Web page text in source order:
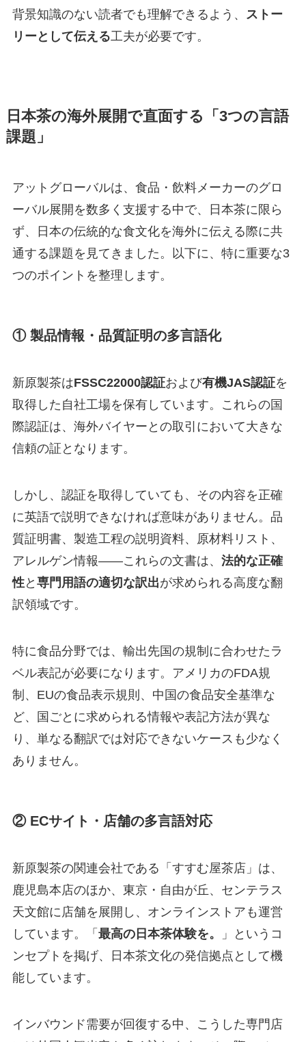
背景知識のない読者でも理解できるよう、
ストー
リーとして伝える工夫が必要です。
日本茶の海外展開で直面する「3つの言語
課題」
アットグローバルは、食品・飲料メーカーのグロ
ーバル展開を数多く支援する中で、日本茶に限ら
ず、日本の伝統的な食文化を海外に伝える際に共
通する課題を見てきました。以下に、特に重要な3
つのポイントを整理します。
① 製品情報・品質証明の多言語化
新原製茶はFSSC22000認証および有機JAS認証を
取得した自社工場を保有しています。これらの国
際認証は、海外バイヤーとの取引において大きな
信頼の証となります。
しかし、認証を取得していても、その内容を正確
に英語で説明できなければ意味がありません。品
質証明書、製造工程の説明資料、原材料リスト、
アレルゲン情報——これらの文書は、 法的な正確
性と 専門用語の適切な訳出が求められる高度な翻
訳領域です。
特に食品分野では、輸出先国の規制に合わせたラ
ベル表記が必要になります。アメリカのFDA規
制、EUの食品表示規則、中国の食品安全基準な
ど、国ごとに求められる情報や表記方法が異な
り、単なる翻訳では対応できないケースも少なく
ありません。
② ECサイト・店舗の多言語対応
新原製茶の関連会社である「すすむ屋茶店」は、
鹿児島本店のほか、東京・自由が丘、センテラス
天文館に店舗を展開し、オンラインストアも運営
しています。「 最高の日本茶体験を。
」というコ
ンセプトを掲げ、日本茶文化の発信拠点として機
能しています。
インバウンド需要が回復する中、こうした専門店